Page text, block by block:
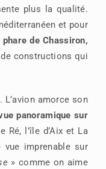
plus la qualité.
et pour
de Chassiron,
constructions qui
amorce son
panoramique sur
Ré, l’île d’Aix et La
imprenable sur
» comme on aime